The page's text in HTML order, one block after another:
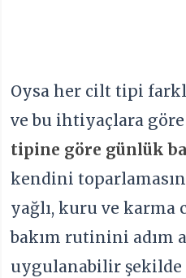
Oysa her cilt tipi
ve bu ihtiyaçlara
tipine göre günlük
kendini
yağlı, kuru ve
bakım rutinini adım
uygulanabilir şekilde